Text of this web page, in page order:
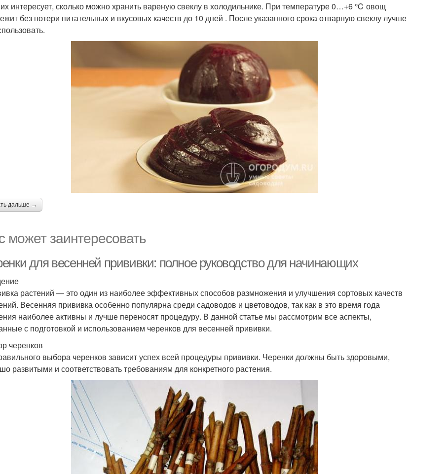
интересует, сколько можно хранить вареную свеклу в холодильнике. При температуре 0…+6 ℃ овощ
без потери питательных и вкусовых качеств до 10 дней . После указанного срока отварную свеклу лучше
дальше →
может заинтересовать
для весенней прививки: полное руководство для начинающих
растений — это один из наиболее эффективных способов размножения и улучшения сортовых качеств
Весенняя прививка особенно популярна среди садоводов и цветоводов, так как в это время года
наиболее активны и лучше переносят процедуру. В данной статье мы рассмотрим все аспекты,
с подготовкой и использованием черенков для весенней прививки.
черенков
выбора черенков зависит успех всей процедуры прививки. Черенки должны быть здоровыми,
развитыми и соответствовать требованиям для конкретного растения.